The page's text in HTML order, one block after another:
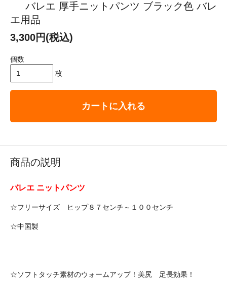
バレエ 厚手ニットパンツ ブラック色 バレ
エ用品
3,300円(税込)
個数
枚
カートに入れる
商品の説明
バレエ ニットパンツ
☆フリーサイズ ヒップ８７センチ～１００センチ
☆中国製
☆ソフトタッチ素材のウォームアップ！美尻 足長効果！